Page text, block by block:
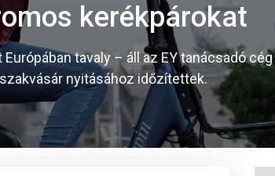
kerékpárokat
tavaly – áll az EY tanácsadó cég
nyitásához időzítettek.